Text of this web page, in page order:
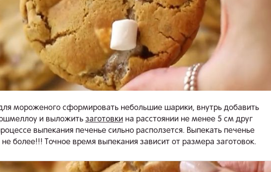
мороженого сформировать небольшие шарики, внутрь добавить
и выложить заготовки на расстоянии не менее 5 см друг
выпекания печенье сильно расползется. Выпекать печенье
не более!!! Точное время выпекания зависит от размера заготовок.